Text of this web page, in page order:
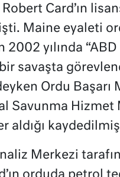
Card’ın
Maine eyaleti
2002 yılında
savaşta
Ordu Başarı
Savunma Hizmet
aldığı
Merkezi